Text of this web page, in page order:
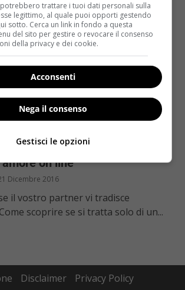
come comportarsi di
on line
Dicembre 2016
il vostro partner vi tradisce
scoprire se si tratta solo di un...
Disclaimer Privacy Policy
trattare i tuoi dati personali sulla
legittimo, al quale puoi opporti gestendo
sotto. Cerca un link in fondo a questa
del sito per gestire o revocare il consenso
della privacy e dei cookie.
Acconsenti
Nega il consenso
Gestisci le opzioni